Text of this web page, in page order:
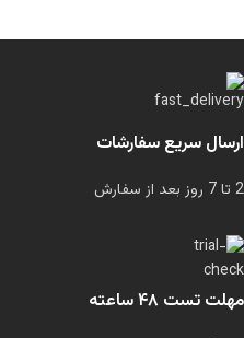
ارسال سریع سفارشات
2 تا 7 روز بعد از سفارش
مهلت تست ۴۸ ساعته